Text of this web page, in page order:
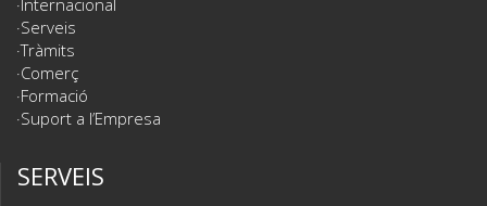
Serveis
Tràmits
Comerç
Formació
Suport a l’Empresa
SERVEIS